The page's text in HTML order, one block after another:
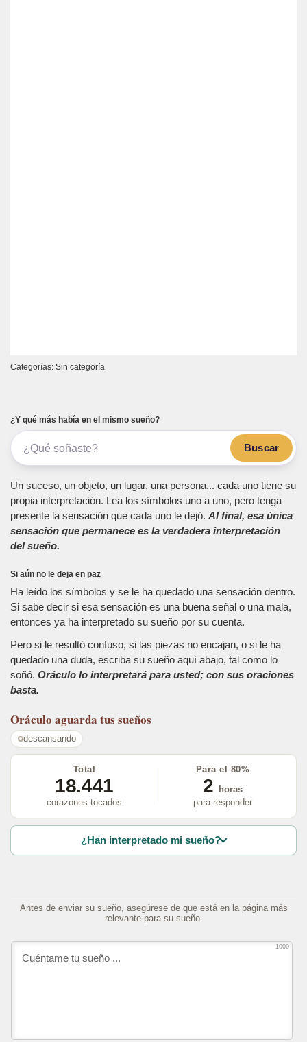
Categorías: Sin categoría
¿Y qué más había en el mismo sueño?
Buscar
Un suceso, un objeto, un lugar, una persona... cada uno tiene su
propia interpretación. Lea los símbolos uno a uno, pero tenga
presente la sensación que cada uno le dejó. Al final, esa única
sensación que permanece es la verdadera interpretación
del sueño.
Si aún no le deja en paz
Ha leído los símbolos y se le ha quedado una sensación dentro.
Si sabe decir si esa sensación es una buena señal o una mala,
entonces ya ha interpretado su sueño por su cuenta.
Pero si le resultó confuso, si las piezas no encajan, o si le ha
quedado una duda, escriba su sueño aquí abajo, tal como lo
soñó. Oráculo lo interpretará para usted; con sus oraciones
basta.
Oráculo aguarda tus sueños
descansando
Total
18.441
corazones tocados
Para el 80%
2
horas
para responder
¿Han interpretado mi sueño?
Antes de enviar su sueño, asegúrese de que está en la página más
relevante para su sueño.
1000